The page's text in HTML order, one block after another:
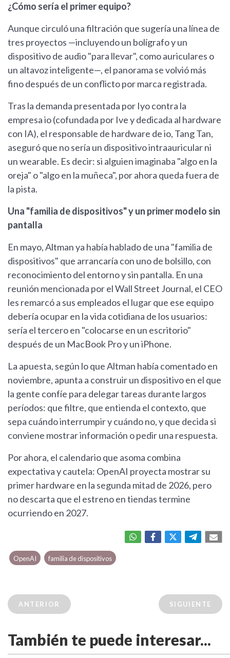
¿Cómo sería el primer equipo?
Aunque circuló una filtración que sugería una línea de
tres proyectos —incluyendo un bolígrafo y un
dispositivo de audio "para llevar", como auriculares o
un altavoz inteligente—, el panorama se volvió más
fino después de un conflicto por marca registrada.
Tras la demanda presentada por Iyo contra la
empresa io (cofundada por Ive y dedicada al hardware
con IA), el responsable de hardware de io, Tang Tan,
aseguró que no sería un dispositivo intraauricular ni
un wearable. Es decir: si alguien imaginaba "algo en la
oreja" o "algo en la muñeca", por ahora queda fuera de
la pista.
Una "familia de dispositivos" y un primer modelo sin
pantalla
En mayo, Altman ya había hablado de una "familia de
dispositivos" que arrancaría con uno de bolsillo, con
reconocimiento del entorno y sin pantalla. En una
reunión mencionada por el Wall Street Journal, el CEO
les remarcó a sus empleados el lugar que ese equipo
debería ocupar en la vida cotidiana de los usuarios:
sería el tercero en "colocarse en un escritorio"
después de un MacBook Pro y un iPhone.
La apuesta, según lo que Altman había comentado en
noviembre, apunta a construir un dispositivo en el que
la gente confíe para delegar tareas durante largos
períodos: que filtre, que entienda el contexto, que
sepa cuándo interrumpir y cuándo no, y que decida si
conviene mostrar información o pedir una respuesta.
Por ahora, el calendario que asoma combina
expectativa y cautela: OpenAI proyecta mostrar su
primer hardware en la segunda mitad de 2026, pero
no descarta que el estreno en tiendas termine
ocurriendo en 2027.
OpenAI familia de dispositivos
ANTERIOR SIGUIENTE
También te puede interesar...